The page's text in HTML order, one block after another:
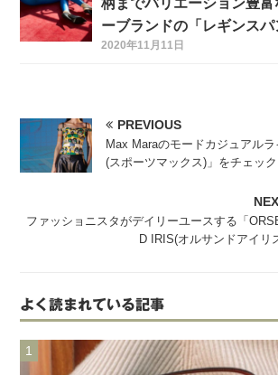
柄までバリエーション豊富
ーブランドの「レギンスパ
2020年11月11日
PREVIOUS
Max Maraのモードカジュアル
(スポーツマックス)」をチェッ
ファッショニスタがデイリーユースする「
D IRIS(オルサンドアイリ
よく読まれている記事